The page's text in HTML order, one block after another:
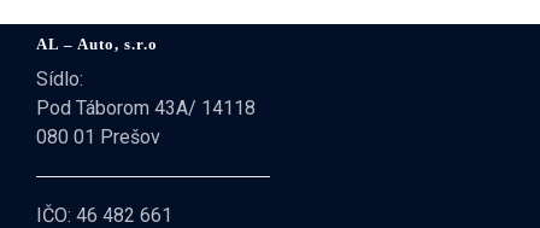
AL – Auto, s.r.o
Sídlo:
Pod Táborom 43A/ 14118
080 01 Prešov
IČO: 46 482 661